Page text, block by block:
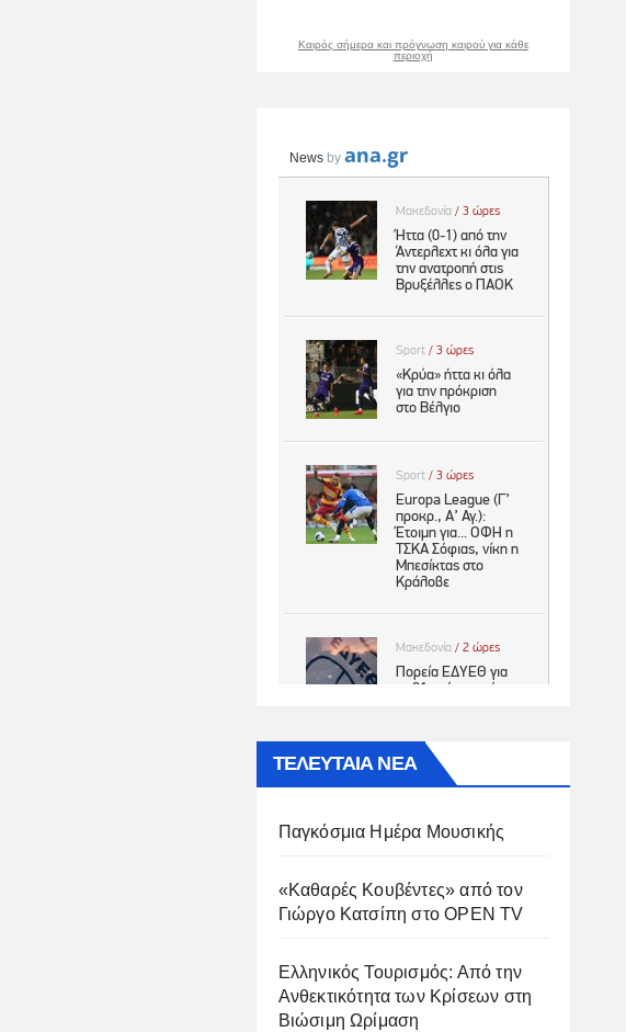
Καιρός σήμερα και πρόγνωση καιρού για κάθε
περιοχή
ΤΕΛΕΥΤΑΙΑ ΝΕΑ
Παγκόσμια Ημέρα Μουσικής
«Καθαρές Κουβέντες» από τον
Γιώργο Κατσίπη στο OPEN TV
Ελληνικός Τουρισμός: Από την
Ανθεκτικότητα των Κρίσεων στη
Βιώσιμη Ωρίμαση